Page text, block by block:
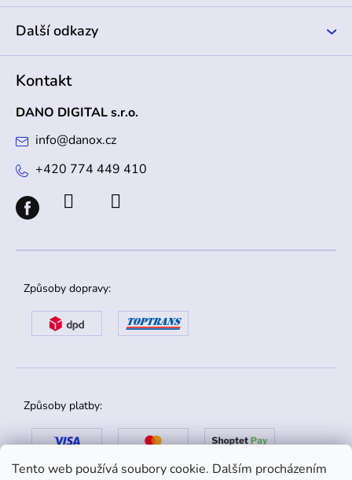
Tento web používá soubory cookie. Dalším procházením
Další odkazy
Kontakt
DANO DIGITAL s.r.o.
info@danox.cz
+420 774 449 410
Způsoby dopravy:
Způsoby platby: